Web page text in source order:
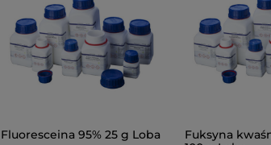
Fluoresceina 95% 25 g Loba
Fuksyna